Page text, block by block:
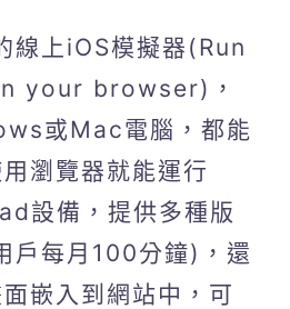
上iOS模擬器(Run
your browser)，
或Mac電腦，都能
瀏覽器就能運行
設備，提供多種版
戶每月100分鐘)，還
嵌入到網站中，可